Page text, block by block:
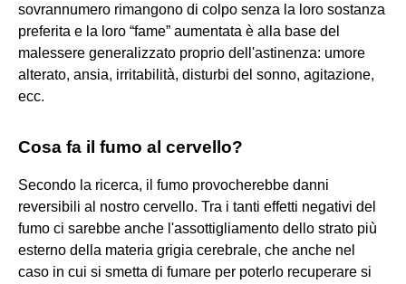
sovrannumero rimangono di colpo senza la loro sostanza
preferita e la loro “fame” aumentata è alla base del
malessere generalizzato proprio dell'astinenza: umore
alterato, ansia, irritabilità, disturbi del sonno, agitazione,
ecc.
Cosa fa il fumo al cervello?
Secondo la ricerca, il fumo provocherebbe danni
reversibili al nostro cervello. Tra i tanti effetti negativi del
fumo ci sarebbe anche l'assottigliamento dello strato più
esterno della materia grigia cerebrale, che anche nel
caso in cui si smetta di fumare per poterlo recuperare si